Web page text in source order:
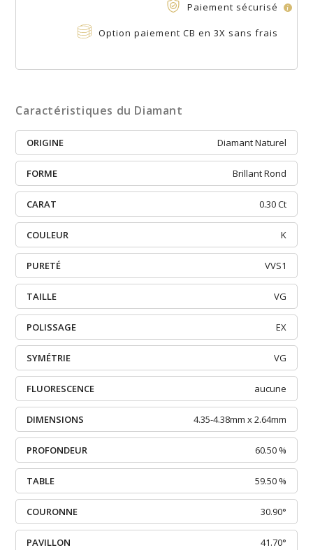
Paiement sécurisé i
Option paiement CB en 3X sans frais
Caractéristiques du Diamant
ORIGINE Diamant Naturel
FORME Brillant Rond
CARAT 0.30 Ct
COULEUR K
PURETÉ VVS1
TAILLE VG
POLISSAGE EX
SYMÉTRIE VG
FLUORESCENCE aucune
DIMENSIONS 4.35-4.38mm x 2.64mm
PROFONDEUR 60.50 %
TABLE 59.50 %
COURONNE 30.90°
PAVILLON 41.70°